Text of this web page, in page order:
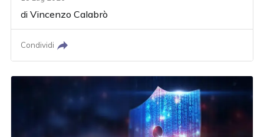
diVincenzo Calabrò
Condividi